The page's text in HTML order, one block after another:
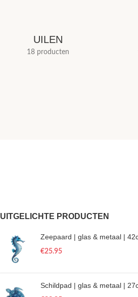
UILEN
18 producten
UITGELICHTE PRODUCTEN
Zeepaard | glas & metaal |
€25.95
Schildpad | glas & metaal |